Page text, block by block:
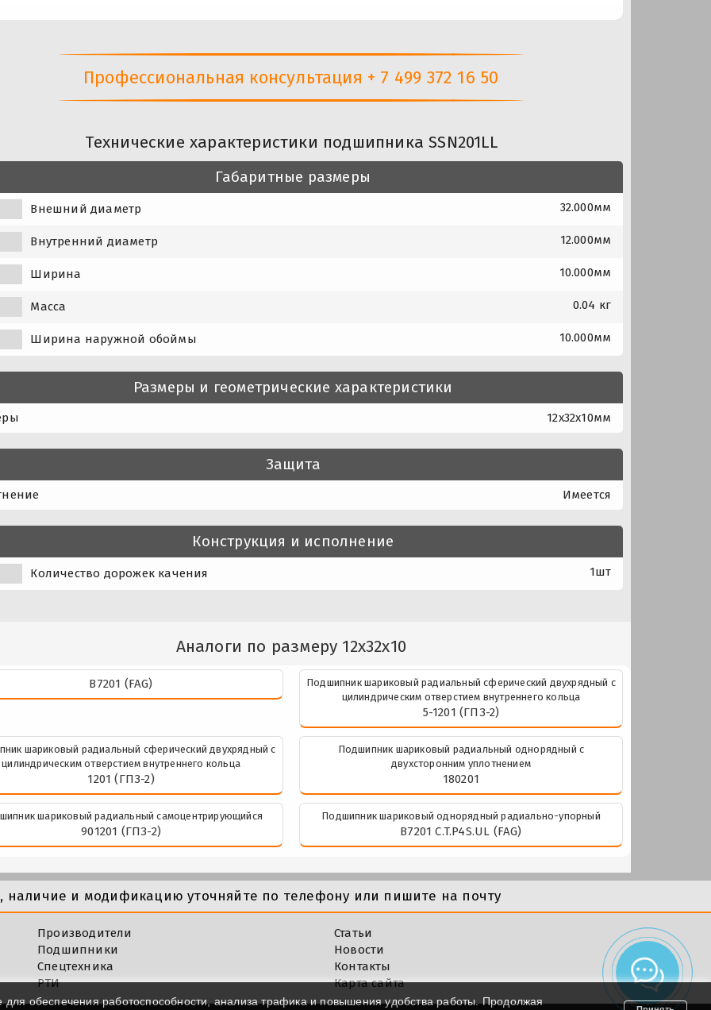
Профессиональная консультация + 7 499 372 16 50
Технические характеристики подшипника SSN201LL
Габаритные размеры
Внешний диаметр 32.000мм
Внутренний диаметр 12.000мм
Ширина 10.000мм
Масса 0.04 кг
Ширина наружной обоймы 10.000мм
Размеры и геометрические характеристики
12x32x10мм
Защита
Имеется
Конструкция и исполнение
Количество дорожек качения 1шт
Аналоги по размеру 12x32x10
B7201 (FAG)
Подшипник шариковый радиальный сферический двухрядный с
цилиндрическим отверстием внутреннего кольца
5-1201 (ГПЗ-2)
шариковый радиальный сферический двухрядный с
цилиндрическим отверстием внутреннего кольца
1201 (ГПЗ-2)
Подшипник шариковый радиальный однорядный с
двухсторонним уплотнением
180201
шариковый радиальный самоцентрирующийся
901201 (ГПЗ-2)
Подшипник шариковый однорядный радиально-упорный
B7201 C.T.P4S.UL (FAG)
наличие и модификацию уточняйте по телефону или пишите на почту
Производители
Подшипники
Спецтехника
РТИ
Статьи
Новости
Контакты
Карта сайта
обеспечения работоспособности, анализа трафика и повышения удобства работы. Продолжая